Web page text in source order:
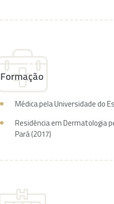
Formação
Médica pela Universidade do
Residência em Dermatologia
Pará (2017)